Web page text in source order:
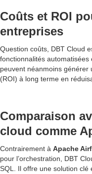
Coûts et ROI
entreprises
Question coûts, DBT Cloud
fonctionnalités
peuvent néanmoins générer
(ROI) à long terme en
Comparaison
cloud comme
Contrairement à Apache
pour l’orchestration, DBT
SQL. Il offre une solution clé